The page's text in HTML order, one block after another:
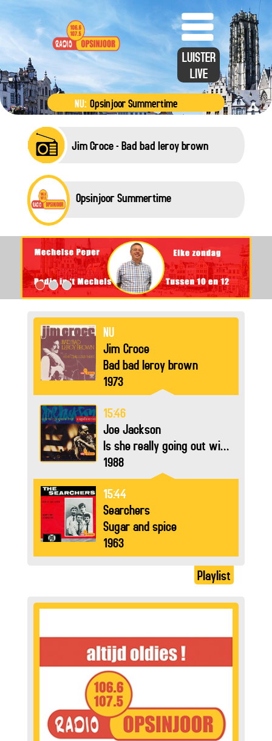
LUISTER
LIVE
Opsinjoor Summertime
Jim Croce - Bad bad leroy brown
Opsinjoor Summertime
NU
Jim Croce
Bad bad leroy brown
1973
15:46
Joe Jackson
Is she really going out with him
1988
15:44
Searchers
Sugar and spice
1963
Playlist